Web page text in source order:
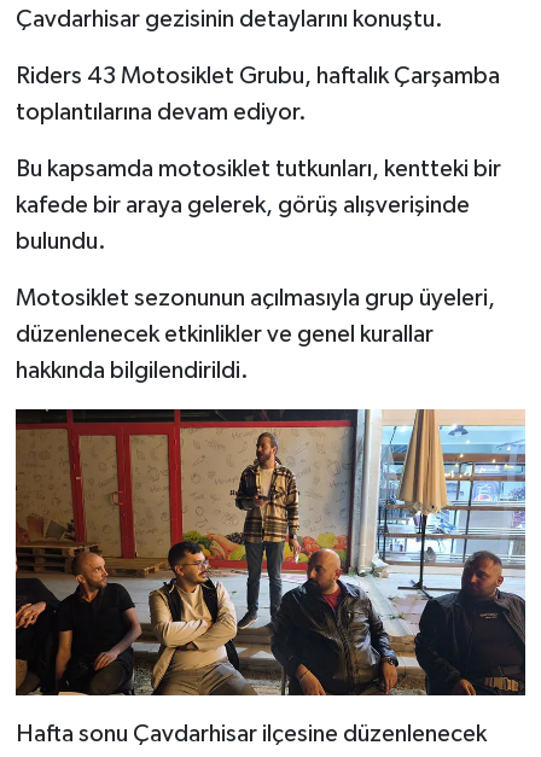
Çavdarhisar gezisinin detaylarını konuştu.
Riders 43 Motosiklet Grubu, haftalık Çarşamba
toplantılarına devam ediyor.
Bu kapsamda motosiklet tutkunları, kentteki bir
kafede bir araya gelerek, görüş alışverişinde
bulundu.
Motosiklet sezonunun açılmasıyla grup üyeleri,
düzenlenecek etkinlikler ve genel kurallar
hakkında bilgilendirildi.
Hafta sonu Çavdarhisar ilçesine düzenlenecek
Hisarcık
Kültür Sanat
Magazin
Pazarlar
Politika
Resmi İlan
Rüya Tabirleri